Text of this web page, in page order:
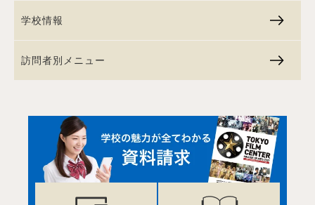
学校情報
訪問者別メニュー